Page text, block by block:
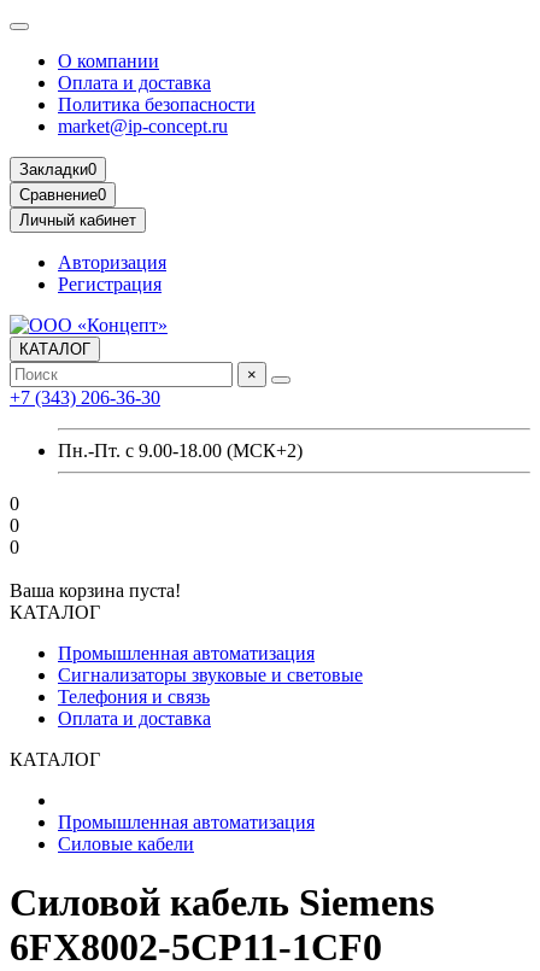
О компании
Оплата и доставка
Политика безопасности
market@ip-concept.ru
Закладки0
Сравнение0
Личный кабинет
Авторизация
Регистрация
КАТАЛОГ
×
+7 (343) 206-36-30
Пн.-Пт. с 9.00-18.00 (МСК+2)
0
0
0
Ваша корзина пуста!
КАТАЛОГ
Промышленная автоматизация
Сигнализаторы звуковые и световые
Телефония и связь
Оплата и доставка
КАТАЛОГ
Промышленная автоматизация
Силовые кабели
Силовой кабель Siemens
6FX8002-5CP11-1CF0